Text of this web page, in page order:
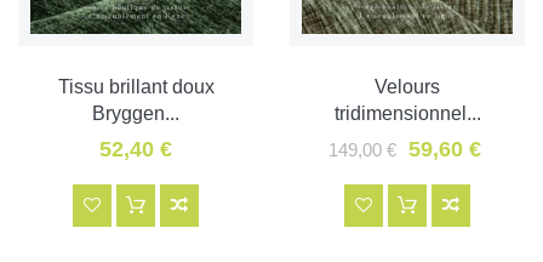
Tissu brillant doux
Bryggen...
52,40 €
Velours
tridimensionnel...
149,00 €
59,60 €